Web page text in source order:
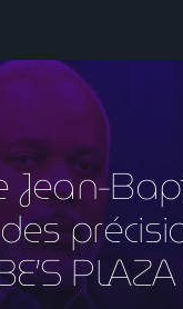
RADIO
Jean-
PLAZA